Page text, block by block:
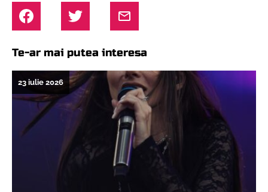
Te-ar mai putea interesa
23 iulie 2026